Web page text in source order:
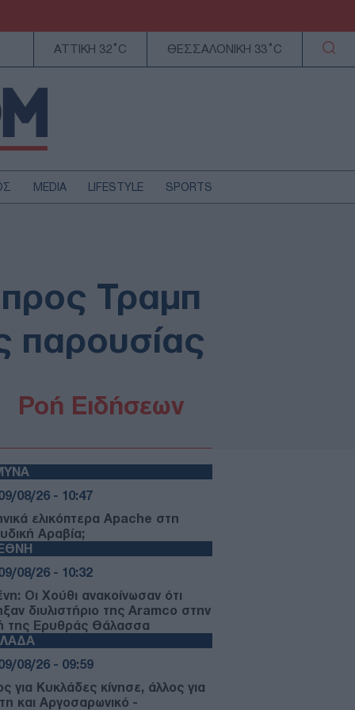
ΑΤΤΙΚΗ 32°C ΘΕΣΣΑΛΟΝΙΚΗ 33°C
MEDIA LIFESTYLE SPORTS
ΤΕΧΝΟΛΟΓΙΑ
Τραμπ
παρουσίας
Ροή Ειδήσεων
08/26 - 10:47
ελικόπτερα Apache στη
Αραβία;
08/26 - 10:32
Οι Χούθι ανακοίνωσαν ότι
διυλιστήριο της Aramco στην
της Ερυθράς Θάλασσα
08/26 - 09:59
για Κυκλάδες κίνησε, άλλος για
και Αργοσαρωνικό -